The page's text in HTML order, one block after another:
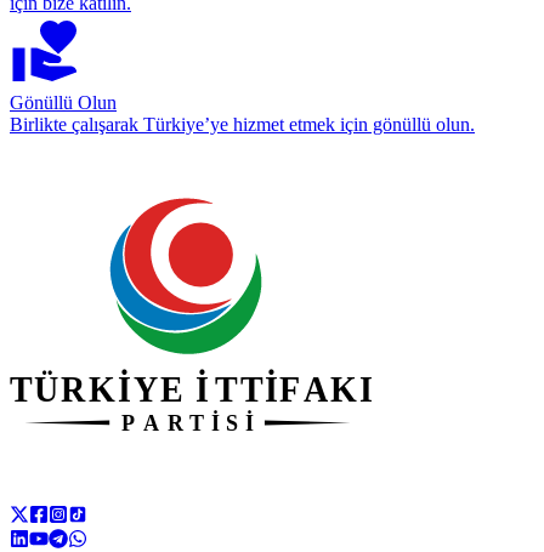
Gönüllü Olun
Birlikte çalışarak Türkiye’ye hizmet etmek için gönüllü olun.